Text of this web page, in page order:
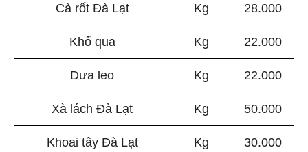
Cà rốt Đà Lạt Kg 28.000
Khổ qua Kg 22.000
Dưa leo Kg 22.000
Xà lách Đà Lạt Kg 50.000
Khoai tây Đà Lạt Kg 30.000